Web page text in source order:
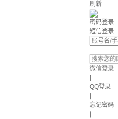
刷新
密码登录
短信登录
微信登录
QQ登录
忘记密码